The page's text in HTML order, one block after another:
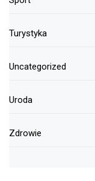
Turystyka
Uncategorized
Uroda
Zdrowie